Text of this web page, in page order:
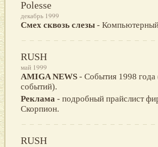
Polesse
декабрь 1999
Смех сквозь слезы -
RUSH
май 1999
AMIGA NEWS - События 1998 года
событий).
Реклама - подробный прайслист
Скорпион.
RUSH